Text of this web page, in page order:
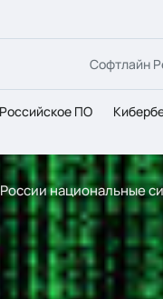
Софтлайн
Российское ПО
национальные